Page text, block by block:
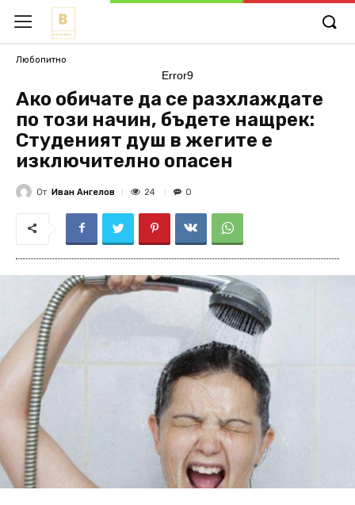
Любопитно
Error9
Ако обичате да се разхлаждате
по този начин, бъдете нащрек:
Студеният душ в жегите е
изключително опасен
От Иван Ангелов 24 0